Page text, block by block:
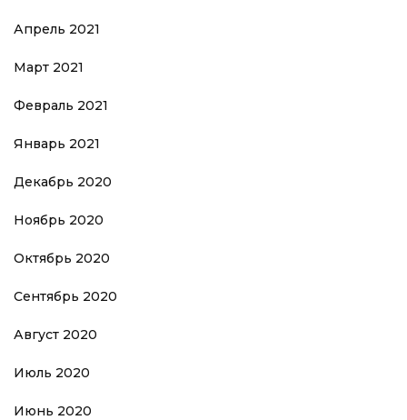
Апрель 2021
Март 2021
Февраль 2021
Январь 2021
Декабрь 2020
Ноябрь 2020
Октябрь 2020
Сентябрь 2020
Август 2020
Июль 2020
Июнь 2020